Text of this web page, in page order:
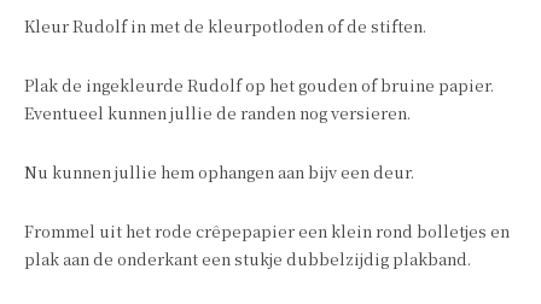
Kleur Rudolf in met de kleurpotloden of de stiften.
Plak de ingekleurde Rudolf op het gouden of bruine papier.
Eventueel kunnen jullie de randen nog versieren.
Nu kunnen jullie hem ophangen aan bijv een deur.
Frommel uit het rode crêpepapier een klein rond bolletjes en
plak aan de onderkant een stukje dubbelzijdig plakband.